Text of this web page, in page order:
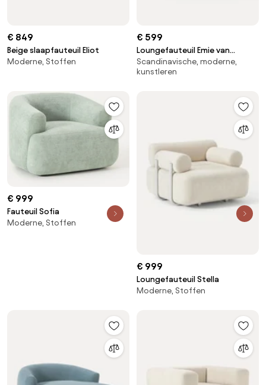
€ 849
Beige slaapfauteuil Eliot
Moderne, Stoffen
€ 599
Loungefauteuil Emie van
imitatieleer
Scandinavische, moderne,
kunstleren
€ 999
Fauteuil Sofia
Moderne, Stoffen
€ 999
Loungefauteuil Stella
Moderne, Stoffen